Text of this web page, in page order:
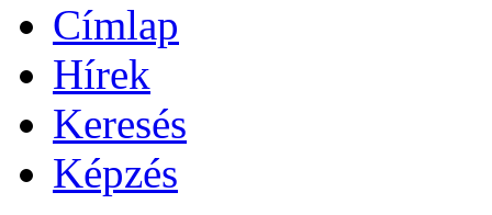
Címlap
Hírek
Keresés
Képzés